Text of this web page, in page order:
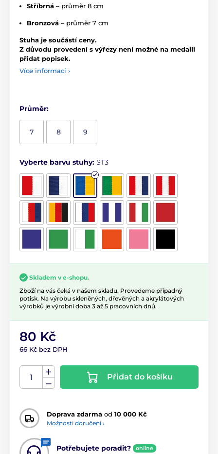
Stříbrná – průměr 8 cm
Bronzová – průměr 7 cm
Stuha je součástí ceny.
Z důvodu provedení s výřezy není možné na medaili
přidat popisek.
Více informací ›
Průměr:
7 8 9
Vyberte barvu stuhy: ST3
Skladem v e-shopu.
Zboží na vás čeká v našem skladu. Provedeme případný
potisk. Na výrobu skleněných, dřevěných a akrylátových
výrobků je výrobní doba 3 až 5 pracovních dnů.
80 Kč
66 Kč bez DPH
Přidat do košíku
Doprava zdarma od 10 000 Kč
Možnosti doručení ›
Potřebujete poradit? online